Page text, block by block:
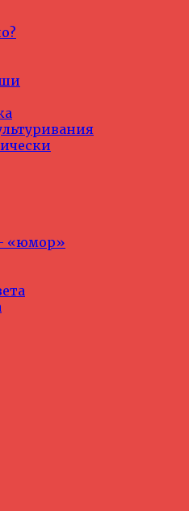
«юмор»